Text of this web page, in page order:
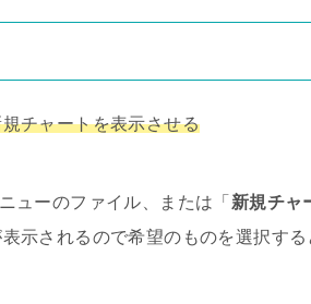
チャートを表示させる
ューのファイル、または「 新規チャ
示されるので希望のものを選択す